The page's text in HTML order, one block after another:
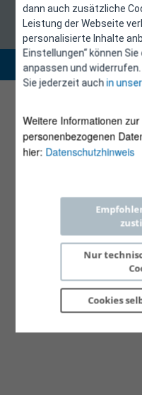
dann auch zusätzliche
Leistung der Webseite
personalisierte Inhalte
Einstellungen“ können
anpassen und
Sie jederzeit auchin
Weitere Informationen
personenbezogenen
hier: Datenschutzhinweis
Nur
Cookies